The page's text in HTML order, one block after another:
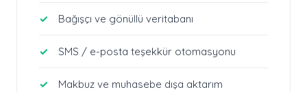
Bağışçı ve gönüllü veritabanı
SMS / e-posta teşekkür otomasyonu
Makbuz ve muhasebe dışa aktarım